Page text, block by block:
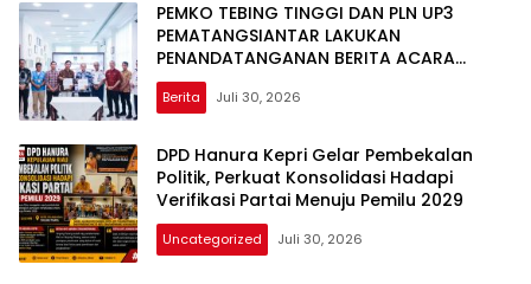
PEMKO TEBING TINGGI DAN PLN UP3
PEMATANGSIANTAR LAKUKAN
PENANDATANGANAN BERITA ACARA
EFISIENSI DAYA, HEMAT ANGGARAN
RATUSAN JUTA PER BULAN
Berita Juli 30, 2026
DPD Hanura Kepri Gelar Pembekalan
Politik, Perkuat Konsolidasi Hadapi
Verifikasi Partai Menuju Pemilu 2029
Uncategorized Juli 30, 2026